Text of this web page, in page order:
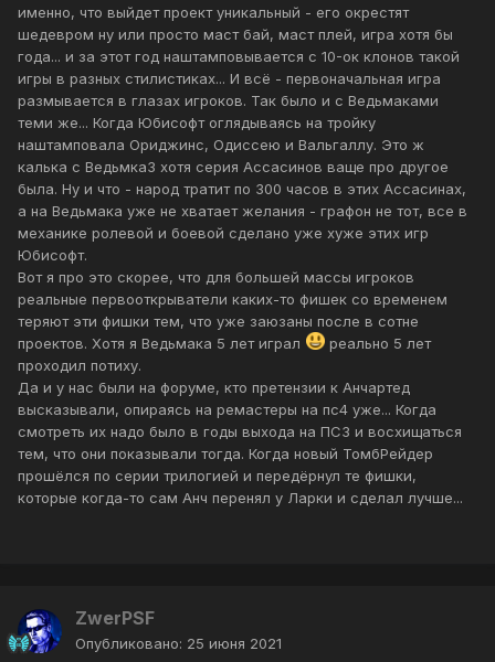
Если ты рассматриваешь игру как произведение
искусства (если у тебя такой подход к этому, а не как к
попкорновому продукту масскульта, вроде фильмов по
вселенной Марвел) - то у тебя вопросов "и че такова?"
не возникнет.
Примеров из более старых произведений искусства
полным полно, хватает, как говорится (от Моны Лизы до
чего-нить еще (я не большой специалист по картинам).
Это уже даже разговор не о том "геймпасс
плохо\хорошо, эксклюзивность здорово\нет", а скорее о
культурном уровне развития человека, что, опять-таки,
напрямую связано с наличием мозга.
именно, что выйдет проект уникальный - его окрестят
шедевром ну или просто маст бай, маст плей, игра хотя бы
года... и за этот год наштамповывается с 10-ок клонов такой
игры в разных стилистиках... И всё - первоначальная игра
размывается в глазах игроков. Так было и с Ведьмаками
теми же... Когда Юбисофт оглядываясь на тройку
наштамповала Ориджинс, Одиссею и Вальгаллу. Это ж
калька с Ведьмка3 хотя серия Ассасинов ваще про другое
была. Ну и что - народ тратит по 300 часов в этих Ассасинах,
а на Ведьмака уже не хватает желания - графон не тот, все в
механике ролевой и боевой сделано уже хуже этих игр
Юбисофт.
Вот я про это скорее, что для большей массы игроков
реальные первооткрыватели каких-то фишек со временем
теряют эти фишки тем, что уже заюзаны после в сотне
проектов. Хотя я Ведьмака 5 лет играл
реально 5 лет
проходил потиху.
Да и у нас были на форуме, кто претензии к Анчартед
высказывали, опираясь на ремастеры на пс4 уже... Когда
смотреть их надо было в годы выхода на ПС3 и восхищаться
тем, что они показывали тогда. Когда новый ТомбРейдер
прошёлся по серии трилогией и передёрнул те фишки,
которые когда-то сам Анч перенял у Ларки и сделал лучше...
ZwerPSF
Опубликовано: 25 июня 2021